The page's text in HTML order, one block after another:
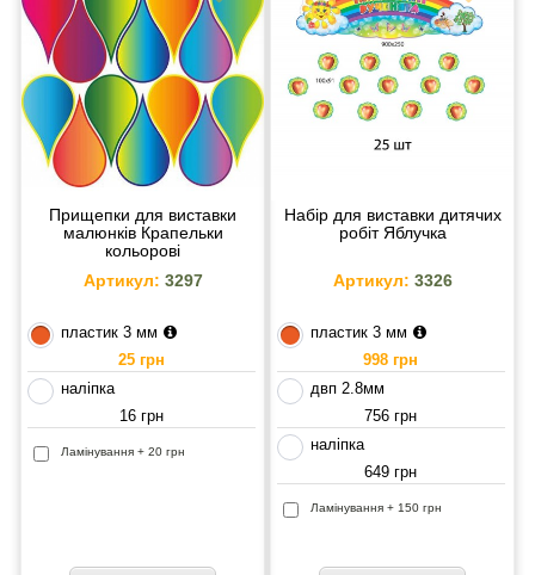
Прищепки для виставки
малюнків Крапельки
кольорові
Артикул: 3297
пластик 3 мм
25 грн
наліпка
16 грн
Ламінування + 20 грн
Набір для виставки дитячих
робіт Яблучка
Артикул: 3326
пластик 3 мм
998 грн
двп 2.8мм
756 грн
наліпка
649 грн
Ламінування + 150 грн